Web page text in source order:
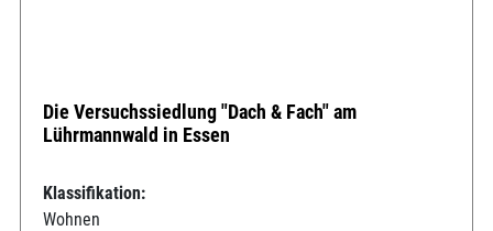
Die Versuchssiedlung "Dach & Fach" am
Lührmannwald in Essen
Klassifikation:
Wohnen